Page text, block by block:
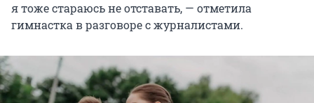
я тоже стараюсь не отставать, — отметила
гимнастка в разговоре с журналистами.